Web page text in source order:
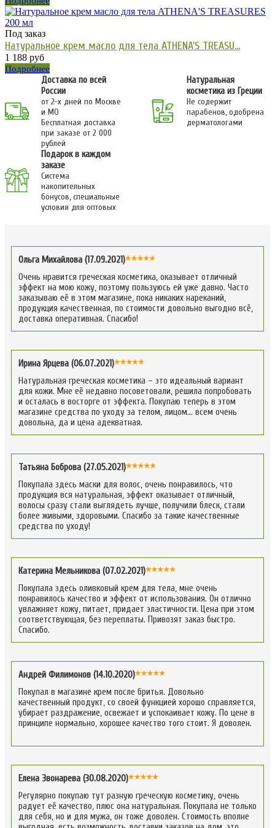
Под заказ
Натуральное крем масло для тела ATHENA'S TREASU...
1 188 руб
Подробнее
Доставка по всей
России
от 2-х дней по Москве
и МО
Бесплатная доставка
при заказе от 2 000
рублей
Натуральная
косметика из Греции
Не содержит
парабенов, одобрена
дерматологами
Подарок в каждом
заказе
Система
накопительных
бонусов, специальные
условия для оптовых
Ольга Михайлова (17.09.2021)
Очень нравится греческая косметика, оказывает отличный
эффект на мою кожу, поэтому пользуюсь ей уже давно. Часто
заказываю её в этом магазине, пока никаких нареканий,
продукция качественная, по стоимости довольно выгодно всё,
доставка оперативная. Спасибо!
Ирина Ярцева (06.07.2021)
Натуральная греческая косметика – это идеальный вариант
для кожи. Мне её недавно посоветовали, решила попробовать
и осталась в восторге от эффекта. Покупаю теперь в этом
магазине средства по уходу за телом, лицом… всем очень
довольна, да и цена адекватная.
Татьяна Боброва (27.05.2021)
Покупала здесь маски для волос, очень понравилось, что
продукция вся натуральная, эффект оказывает отличный,
волосы сразу стали выглядеть лучше, получили блеск, стали
более живыми, здоровыми. Спасибо за такие качественные
средства по уходу!
Катерина Мельникова (07.02.2021)
Покупала здесь оливковый крем для тела, мне очень
понравилось качество и эффект от использования. Он отлично
увлажняет кожу, питает, придает эластичности. Цена при этом
соответствующая, без переплаты. Привозят заказ быстро.
Спасибо.
Андрей Филимонов (14.10.2020)
Покупал в магазине крем после бритья. Довольно
качественный продукт, со своей функцией хорошо справляется,
убирает раздражение, освежает и успокаивает кожу. По цене в
принципе нормально, хорошее качество того стоит. Я доволен.
Елена Звонарева (30.08.2020)
Регулярно покупаю тут разную греческую косметику, очень
радует её качество, плюс она натуральная. Покупала не только
для себя, но и для мужа, он тоже доволен. Стоимость вполне